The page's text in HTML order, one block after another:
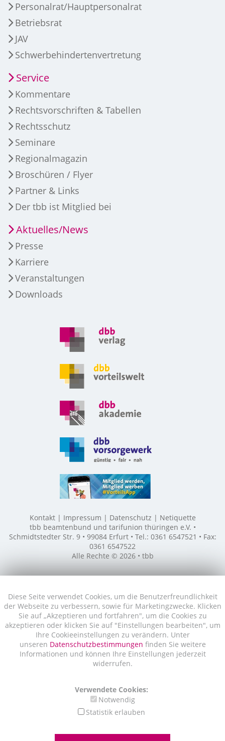
Diese Seite verwendet Cookies, um die Benutzerfreundlichkeit
der Webseite zu verbessern, sowie für Marketingzwecke. Klicken
Sie auf „Akzeptieren und fortfahren", um die Cookies zu
akzeptieren oder klicken Sie auf "Einstellungen bearbeiten", um
Ihre Cookieeinstellungen zu verändern. Unter
unseren Datenschutzbestimmungen finden Sie weitere
Informationen und können Ihre Einstellungen jederzeit
widerrufen.
Verwendete Cookies:
Notwendig
Statistik erlauben
Personalrat/Hauptpersonalrat
Betriebsrat
JAV
Schwerbehindertenvertretung
Service
Kommentare
Rechtsvorschriften & Tabellen
Rechtsschutz
Seminare
Regionalmagazin
Broschüren / Flyer
Partner & Links
Der tbb ist Mitglied bei
Aktuelles/News
Presse
Karriere
Veranstaltungen
Downloads
Kontakt Impressum Datenschutz
Netiquette
tbb beamtenbund und tarifunion thüringen e.V. •
Schmidtstedter Str. 9 • 99084 Erfurt • Tel.: 0361 6547521 • Fax:
0361 6547522
Alle Rechte © 2026 • tbb